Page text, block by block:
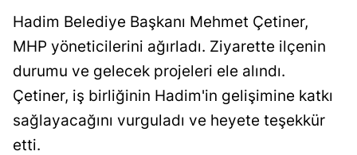
Artvin
Aydın
Balıkesir
Hadim Belediye Başkanı Mehmet Çetiner,
MHP yöneticilerini ağırladı. Ziyarette ilçenin
durumu ve gelecek projeleri ele alındı.
Çetiner, iş birliğinin Hadim'in gelişimine katkı
sağlayacağını vurguladı ve heyete teşekkür
etti.